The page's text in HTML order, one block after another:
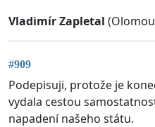
Vladimír Zapletal
#909
Podepisuji, protože je
vydala cestou
napadení našeho státu.